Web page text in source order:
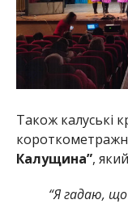
Також калуські
Калущина”, який
“Я гадаю,